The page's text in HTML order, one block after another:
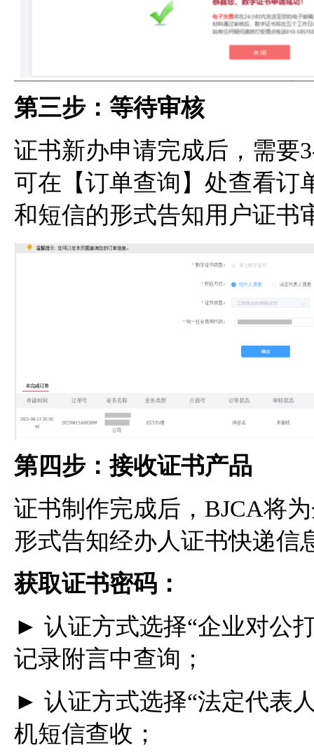
第三步：等待审核
证书新办申请完成后，需要
可在【订单查询】处查看订
和短信的形式告知用户证书
第四步：接收证书产品
证书制作完成后，BJCA将
形式告知经办人证书快递信
获取证书密码：
► 认证方式选择“企业对公
记录附言中查询；
► 认证方式选择“法定代表
机短信查收；